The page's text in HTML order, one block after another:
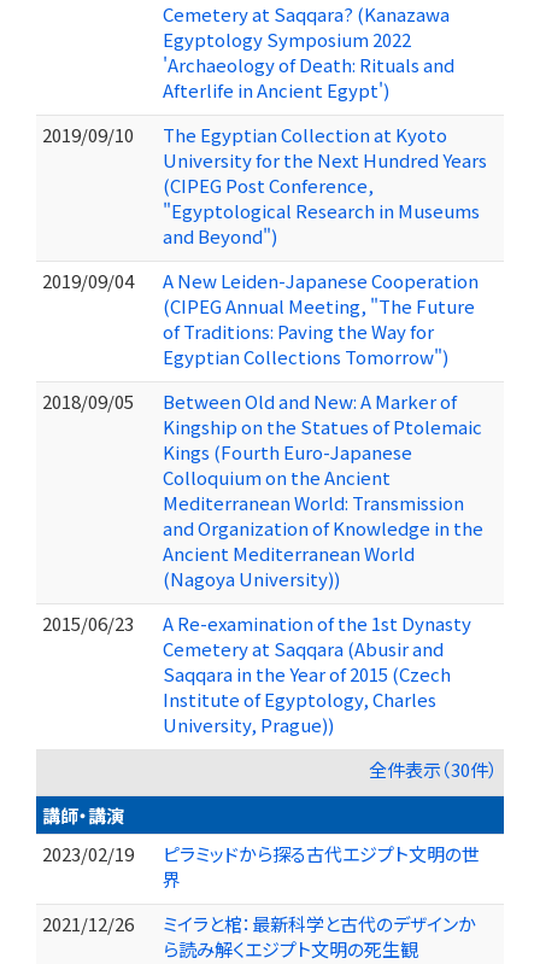
Cemetery at Saqqara? (Kanazawa
Egyptology Symposium 2022
'Archaeology of Death: Rituals and
Afterlife in Ancient Egypt')
2019/09/10
The Egyptian Collection at Kyoto
University for the Next Hundred Years
(CIPEG Post Conference,
"Egyptological Research in Museums
and Beyond")
2019/09/04
A New Leiden-Japanese Cooperation
(CIPEG Annual Meeting, "The Future
of Traditions: Paving the Way for
Egyptian Collections Tomorrow")
2018/09/05
Between Old and New: A Marker of
Kingship on the Statues of Ptolemaic
Kings (Fourth Euro-Japanese
Colloquium on the Ancient
Mediterranean World: Transmission
and Organization of Knowledge in the
Ancient Mediterranean World
(Nagoya University))
2015/06/23
A Re-examination of the 1st Dynasty
Cemetery at Saqqara (Abusir and
Saqqara in the Year of 2015 (Czech
Institute of Egyptology, Charles
University, Prague))
全件表示（30件）
講師・講演
2023/02/19
ピラミッドから探る古代エジプト文明の世
界
2021/12/26
ミイラと棺：最新科学と古代のデザインか
ら読み解くエジプト文明の死生観